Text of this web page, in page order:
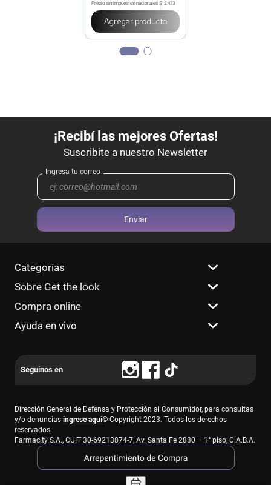
Precio sin impuestos nacionales $12.433
Agregar producto
Enviar
Categorías
Sobre Get the look
Compra online
Ayuda en vivo
Dirección General de Defensa y Protección al Consumidor, para consultas
y/o denuncias ingrese aquí© Copyright 2023. Todos los derechos
reservados.
Farmacity S.A., CUIT 30-69213874-7, Av. Santa Fe 2830 – 1° piso, C.A.B.A.